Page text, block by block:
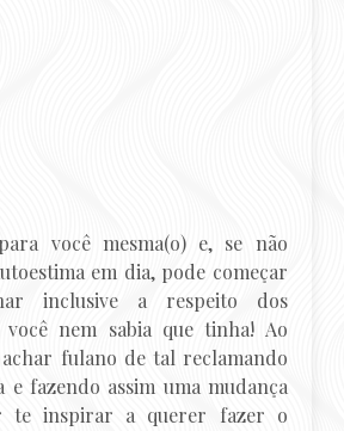
você mesma(o) e, se não
em dia, pode começar
inclusive a respeito dos
você nem sabia que tinha! Ao
fulano de tal reclamando
e fazendo assim uma mudança
te inspirar a querer fazer o